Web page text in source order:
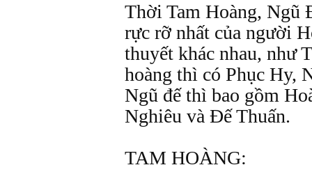
Thời Tam Hoàng, Ngũ
rực rỡ nhất của người
thuyết khác nhau, như
hoàng thì có Phục Hy,
Ngũ đế thì bao gồm
Nghiêu và Đế Thuấn.
TAM HOÀNG: